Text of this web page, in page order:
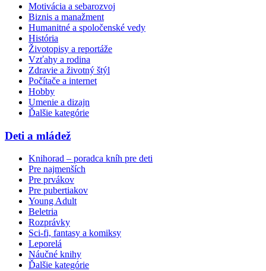
Motivácia a sebarozvoj
Biznis a manažment
Humanitné a spoločenské vedy
História
Životopisy a reportáže
Vzťahy a rodina
Zdravie a životný štýl
Počítače a internet
Hobby
Umenie a dizajn
Ďalšie kategórie
Deti a mládež
Knihorad – poradca kníh pre deti
Pre najmenších
Pre prvákov
Pre pubertiakov
Young Adult
Beletria
Rozprávky
Sci-fi, fantasy a komiksy
Leporelá
Náučné knihy
Ďalšie kategórie